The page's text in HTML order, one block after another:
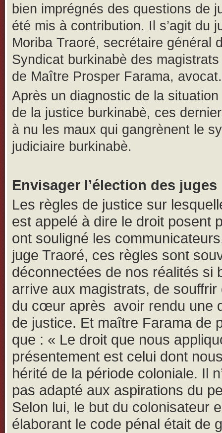
bien imprégnés des questions de
été mis à contribution. Il s’agit du
Moriba Traoré, secrétaire général
Syndicat burkinabè des
de Maître Prosper Farama, avocat.
Après un diagnostic de la
de la justice burkinabè, ces
à nu les maux qui gangrènent le
judiciaire burkinabè.
Envisager l’élection des juges
Les règles de justice sur
est appelé à dire le droit posent
ont souligné les
juge Traoré, ces règles sont
déconnectées de nos réalités si
arrive aux magistrats, de souffrir
du cœur après avoir rendu une
de justice. Et maître Farama de
que : « Le droit que nous
présentement est celui dont
hérité de la période coloniale. Il
pas adapté aux aspirations du
Selon lui, le but du colonisateur
élaborant le code pénal était de